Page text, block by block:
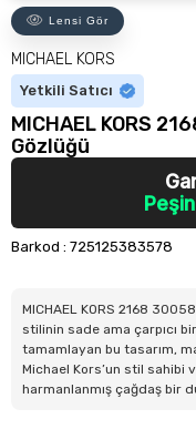
Lensi Gör
MICHAEL KORS
Yetkili Satıcı
MICHAEL KORS
Gözlüğü
Barkod : 725125383578
MICHAEL KORS 2168
stilinin sade ama çarpıcı bir
tamamlayan bu tasarım,
Michael Kors’un stil sahibi
harmanlanmış çağdaş bir